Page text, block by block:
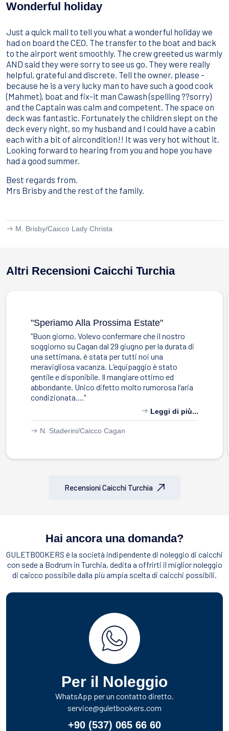
Come Prenotare
Termini e Condizioni
Stai Cercando un Caicco?
Wonderful holiday
Just a quick mail to tell you what a wonderful holiday we
had on board the CEO. The transfer to the boat and back
to the airport went smoothly. The crew greeted us warmly
AND said they were sorry to see us go. They were really
helpful, grateful and discrete. Tell the owner, please -
because he is a very lucky man to have such a good cook
(Mahmet), boat and fix-it man Cawash (spelling ??sorry)
and the Captain was calm and competent. The space on
deck was fantastic. Fortunately the children slept on the
deck every night, so my husband and I could have a cabin
each with a bit of aircondition!! It was very hot without it.
Looking forward to hearing from you and hope you have
had a good summer.
Best regards from.
Mrs Brisby and the rest of the family.
M. Brisby/Caicco Lady Christa
Altri Recensioni Caicchi Turchia
"speriamo Alla Prossima Estate"
"Buon giorno, Volevo confermare che il nostro
soggiorno su Cagan dal 29 giugno per la durata di
una settimana, è stata per tutti noi una
meravigliosa vacanza. L’equipaggio è stato
gentile e disponibile. Il mangiare ottimo ed
abbondante. Unico difetto molto rumorosa l’aria
condizionata...."
Leggi di più...
N. Staderini/Caicco Cagan
Recensioni Caicchi Turchia
Hai ancora una domanda?
GULETBOOKERS è la società indipendente di noleggio di caicchi
con sede a Bodrum in Turchia, dedita a offrirti il miglior noleggio
di caicco possibile dalla più ampia scelta di caicchi possibili.
Per il Noleggio
WhatsApp per un contatto diretto.
service@guletbookers.com
+90 (537) 065 66 60